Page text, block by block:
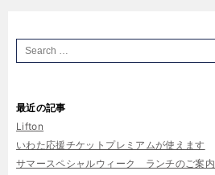
最近の記事
Lifton
いわた応援チケットプレミアムが使えます
サマースペシャルウィーク ランチのご案内